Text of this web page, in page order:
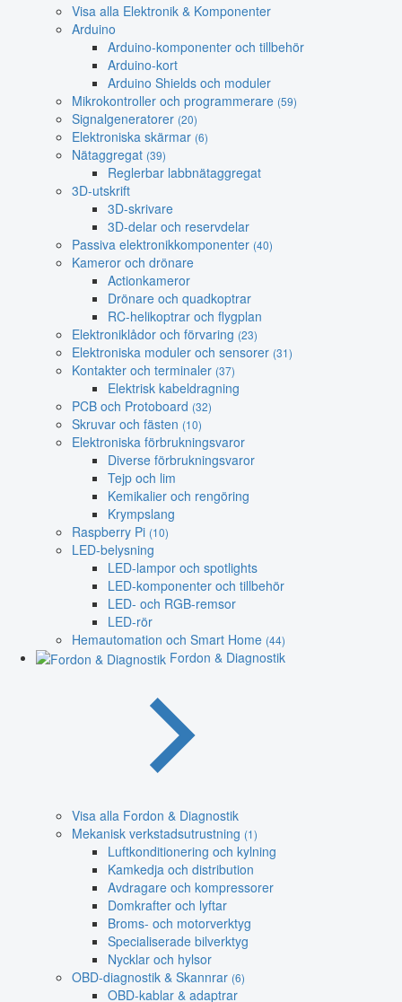
Visa alla Elektronik & Komponenter
Arduino
Arduino-komponenter och tillbehör
Arduino-kort
Arduino Shields och moduler
Mikrokontroller och programmerare (59)
Signalgeneratorer (20)
Elektroniska skärmar (6)
Nätaggregat (39)
Reglerbar labbnätaggregat
3D-utskrift
3D-skrivare
3D-delar och reservdelar
Passiva elektronikkomponenter (40)
Kameror och drönare
Actionkameror
Drönare och quadkoptrar
RC-helikoptrar och flygplan
Elektroniklådor och förvaring (23)
Elektroniska moduler och sensorer (31)
Kontakter och terminaler (37)
Elektrisk kabeldragning
PCB och Protoboard (32)
Skruvar och fästen (10)
Elektroniska förbrukningsvaror
Diverse förbrukningsvaror
Tejp och lim
Kemikalier och rengöring
Krympslang
Raspberry Pi (10)
LED-belysning
LED-lampor och spotlights
LED-komponenter och tillbehör
LED- och RGB-remsor
LED-rör
Hemautomation och Smart Home (44)
Fordon & Diagnostik
Visa alla Fordon & Diagnostik
Mekanisk verkstadsutrustning (1)
Luftkonditionering och kylning
Kamkedja och distribution
Avdragare och kompressorer
Domkrafter och lyftar
Broms- och motorverktyg
Specialiserade bilverktyg
Nycklar och hylsor
OBD-diagnostik & Skannrar (6)
OBD-kablar & adaptrar